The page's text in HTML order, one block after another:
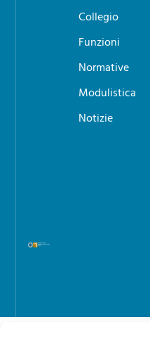
Collegio
Funzioni
Normative
Modulistica
Notizie